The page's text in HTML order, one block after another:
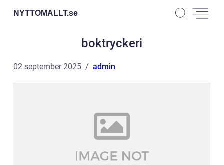
NYTTOMALLT.se
boktryckeri
02 september 2025 admin